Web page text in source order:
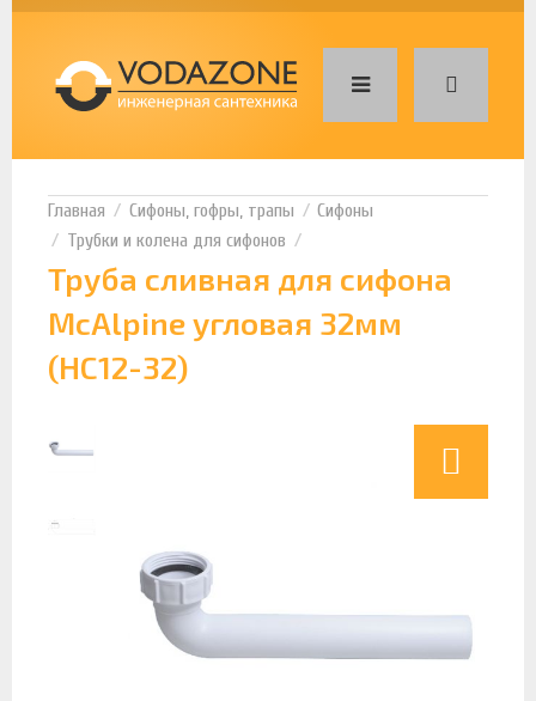
Сифоны, гофры, трапы
Сифоны
Трубки и колена для сифонов
Труба сливная для сифона
McAlpine угловая 32мм
(HC12-32)